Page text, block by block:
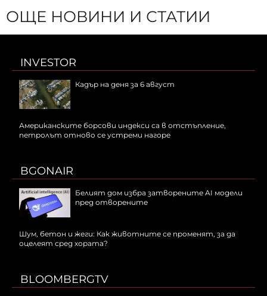
ОЩЕ НОВИНИ И СТАТИИ
INVESTOR
Кадър на деня за 6 август
Американските борсови индекси са в отстъпление,
петролът отново се устреми нагоре
BGONAIR
Белият дом избра затворените AI модели
пред отворените
Шум, бетон и жеги: Как животните се променят, за да
оцелеят сред хората?
BLOOMBERGTV